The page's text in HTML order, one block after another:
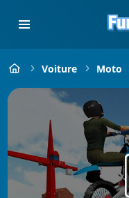
Voiture Moto